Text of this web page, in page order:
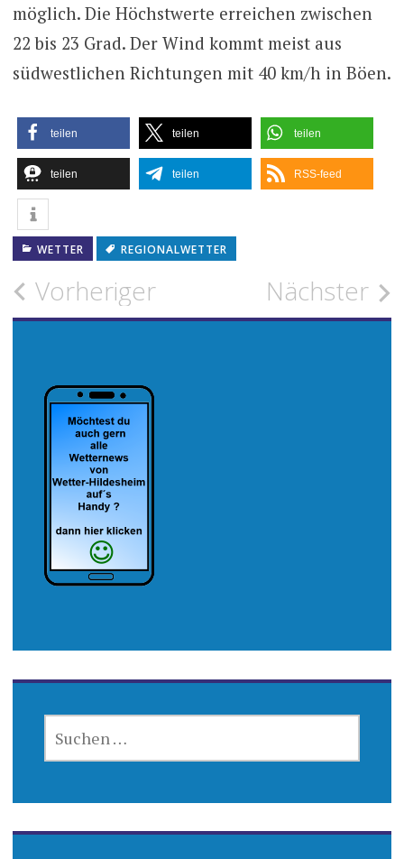
möglich. Die Höchstwerte erreichen zwischen
22 bis 23 Grad. Der Wind kommt meist aus
südwestlichen Richtungen mit 40 km/h in Böen.
teilen teilen teilen
teilen teilen RSS-feed
WETTER REGIONALWETTER
Beitragsnavigation
Vorheriger Nächster
NACH: